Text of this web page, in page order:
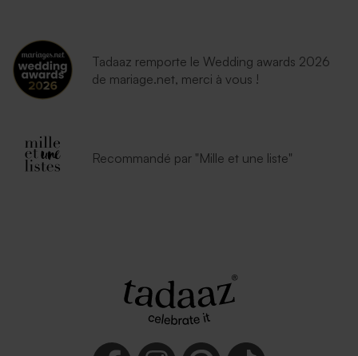
Tadaaz remporte le Wedding awards 2026
de mariage.net, merci à vous !
Recommandé par "Mille et une liste"